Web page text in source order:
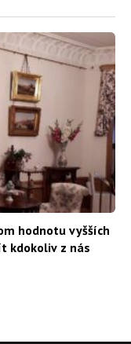
hodnotu vyšších
kdokoliv z nás